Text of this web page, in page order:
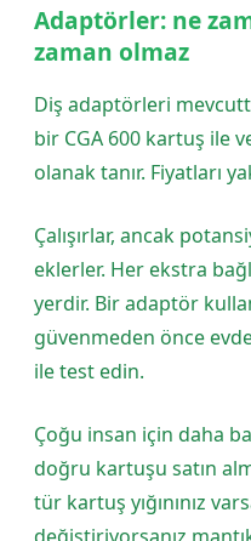
Adaptörler: ne
zaman olmaz
Diş adaptörleri
bir CGA 600 kartuş ile
olanak tanır. Fiyatları
Çalışırlar, ancak
eklerler. Her ekstra
yerdir. Bir adaptör
güvenmeden önce
ile test edin.
Çoğu insan için daha
doğru kartuşu satın
tür kartuş yığınınız